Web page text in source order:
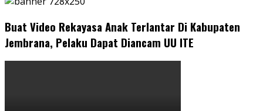
Buat Video Rekayasa Anak Terlantar Di Kabupaten
Jembrana, Pelaku Dapat Diancam UU ITE